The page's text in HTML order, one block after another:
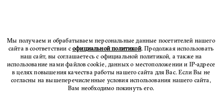
Мы получаем и обрабатываем персональные данные посетителей нашего
сайта в соответствии софициальной политикой. Продолжая использовать
наш сайт, вы соглашаетесь с официальной политикой, а также на
использование нами файлов cookie, данных о местоположении и IP-адресе
в целях повышения качества работы нашего сайта для Вас. Если Вы не
согласны на вышеперечисленные условия использования нашего сайта,
Вам необходимо покинуть его.